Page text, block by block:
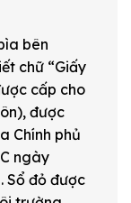
bên
chữ “Giấy
cấp cho
được
Chính phủ
ngày
Sổ đỏ được